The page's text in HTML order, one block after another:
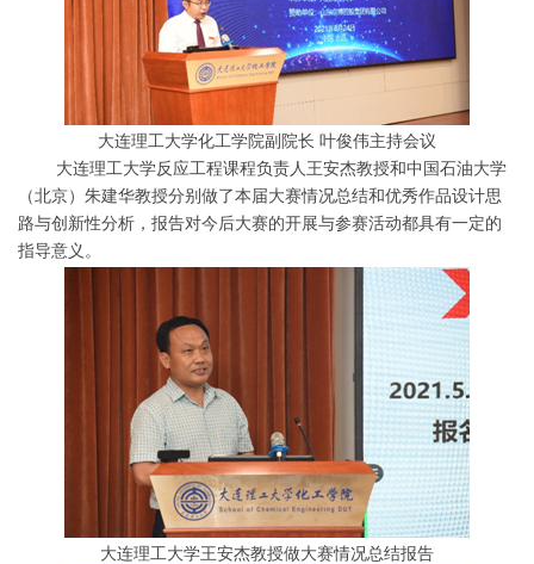
大连理工大学化工学院副院长 叶俊伟主持会议
大连理工大学反应工程课程负责人王安杰教授和中国石油大学
（北京）朱建华教授分别做了本届大赛情况总结和优秀作品设计思
路与创新性分析，报告对今后大赛的开展与参赛活动都具有一定的
指导意义。
大连理工大学王安杰教授做大赛情况总结报告